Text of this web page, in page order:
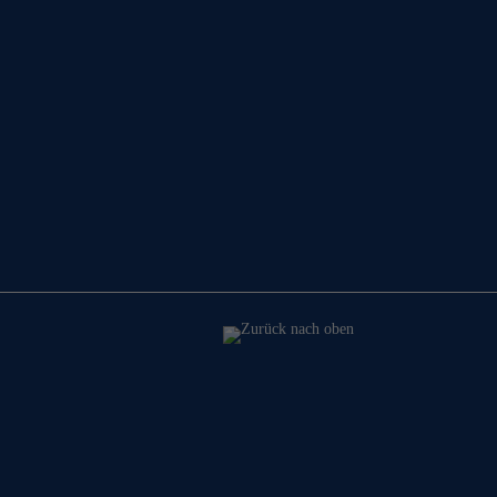
Zurück nach oben